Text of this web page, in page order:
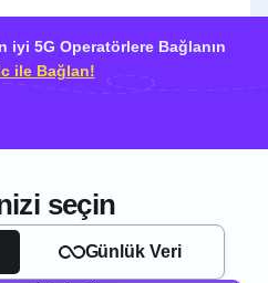
iyi 5G Operatörlere Bağlanın
ile Bağlan!
seçin
Günlük Veri